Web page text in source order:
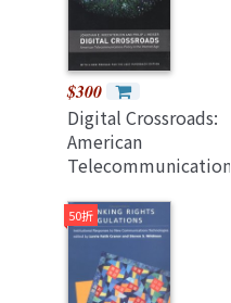
$300
Digital Crossroads:
American
Telecommunications
Internet Age
(Paperback)
50折